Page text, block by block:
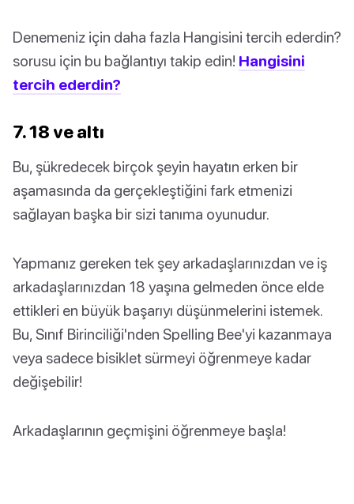
Denemeniz için daha fazla Hangisini tercih ederdin?
sorusu için bu bağlantıyı takip edin! Hangisini
tercih ederdin?
7. 18 ve altı
Bu, şükredecek birçok şeyin hayatın erken bir
aşamasında da gerçekleştiğini fark etmenizi
sağlayan başka bir sizi tanıma oyunudur.
Yapmanız gereken tek şey arkadaşlarınızdan ve iş
arkadaşlarınızdan 18 yaşına gelmeden önce elde
ettikleri en büyük başarıyı düşünmelerini istemek.
Bu, Sınıf Birinciliği'nden Spelling Bee'yi kazanmaya
veya sadece bisiklet sürmeyi öğrenmeye kadar
değişebilir!
Arkadaşlarının geçmişini öğrenmeye başla!